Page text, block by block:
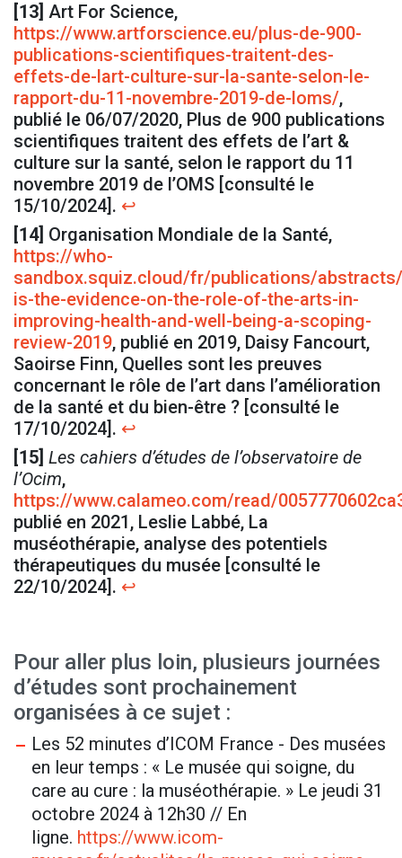
[13] Art For Science,
https://www.artforscience.eu/plus-de-900-
publications-scientifiques-traitent-des-
effets-de-lart-culture-sur-la-sante-selon-le-
rapport-du-11-novembre-2019-de-loms/,
publié le 06/07/2020, Plus de 900 publications
scientifiques traitent des effets de l’art &
culture sur la santé, selon le rapport du 11
novembre 2019 de l’OMS [consulté le
15/10/2024]. ↩
[14] Organisation Mondiale de la Santé,
https://who-
sandbox.squiz.cloud/fr/publications/
is-the-evidence-on-the-role-of-the-arts-in-
improving-health-and-well-being-a-scoping-
review-2019, publié en 2019, Daisy Fancourt,
Saoirse Finn, Quelles sont les preuves
concernant le rôle de l’art dans l’amélioration
de la santé et du bien-être ? [consulté le
17/10/2024]. ↩
[15] Les cahiers d’études de l’observatoire de
l’Ocim,
https://www.calameo.com/read/
publié en 2021, Leslie Labbé, La
muséothérapie, analyse des potentiels
thérapeutiques du musée [consulté le
22/10/2024]. ↩
Pour aller plus loin, plusieurs journées
d’études sont prochainement
organisées à ce sujet :
Les 52 minutes d’ICOM France - Des musées
en leur temps : « Le musée qui soigne, du
care au cure : la muséothérapie. » Le jeudi 31
octobre 2024 à 12h30 // En
ligne. https://www.icom-